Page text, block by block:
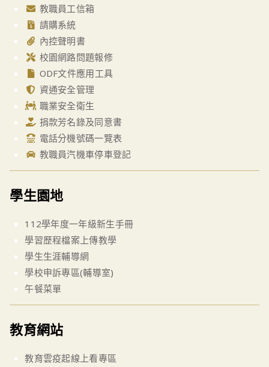
教職員工信箱
請購系統
內控聲明書
校園網路問題報修
ODF文件應用工具
資通安全管理
職業安全衛生
捐款芳名錄及同意書
電話分機號碼一覽表
教職員汽機車停車登記
學生園地
112學年度一年級新生手冊
學習歷程檔案上傳教學
學生生涯輔導網
學校申訴專區(輔導室)
午餐菜單
教育網站
教育雲疫起線上看專區